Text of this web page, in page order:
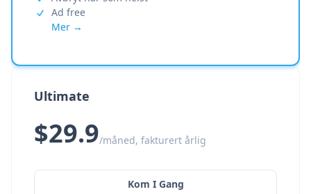
Ad free
Mer →
Ultimate
$29.9/måned, fakturert årlig
Kom I Gang